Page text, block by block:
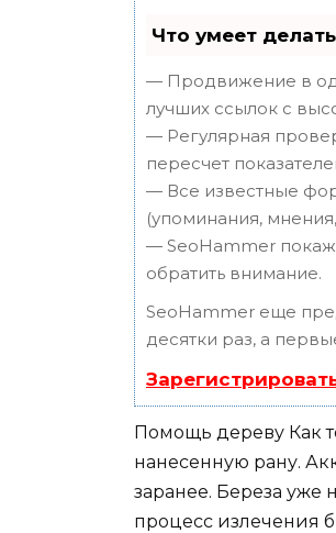
Что умеет
— Продвижение в
лучших ссылок с
— Регулярная
пересчет
— Все известные
(упоминания,
— SeoHammer
обратить внимание.
SeoHammer еще
десятки раз, а
Помощь дереву Как
нанесенную рану.
заранее. Береза уже
процесс излечения